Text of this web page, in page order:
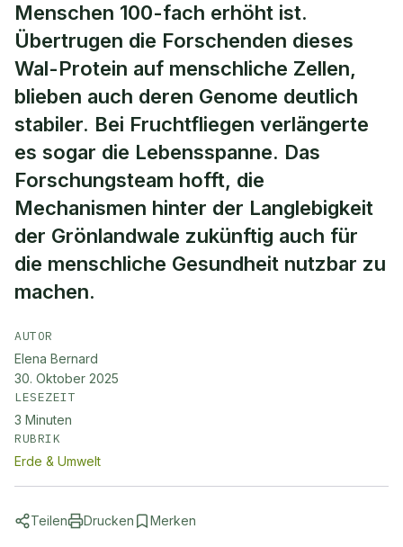
Menschen 100-fach erhöht ist.
Übertrugen die Forschenden dieses
Wal-Protein auf menschliche Zellen,
blieben auch deren Genome deutlich
stabiler. Bei Fruchtfliegen verlängerte
es sogar die Lebensspanne. Das
Forschungsteam hofft, die
Mechanismen hinter der Langlebigkeit
der Grönlandwale zukünftig auch für
die menschliche Gesundheit nutzbar zu
machen.
AUTOR
Elena Bernard
30. Oktober 2025
LESEZEIT
3 Minuten
RUBRIK
Erde & Umwelt
Teilen Drucken Merken